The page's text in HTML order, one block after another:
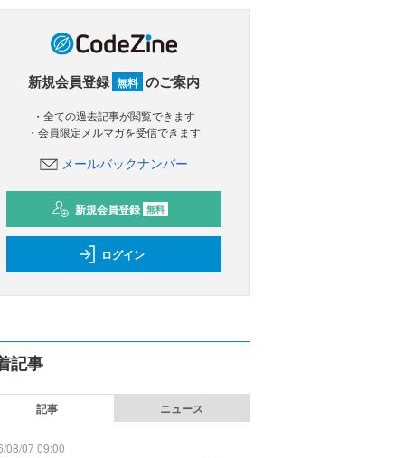
新規会員登録 無料 のご案内
・全ての過去記事が閲覧できます
・会員限定メルマガを受信できます
メールバックナンバー
新規会員登録 無料
ログイン
記事
記事 ニュース
08/07 09:00